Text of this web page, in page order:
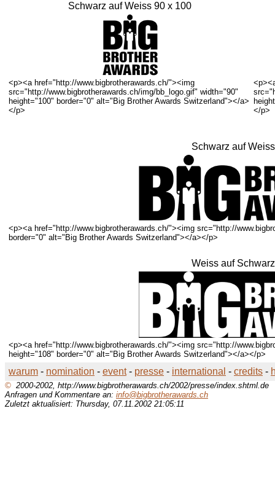
Schwarz auf Weiss 90 x 100
<p><a href="http://www.bigbrotherawards.ch/"><img
src="http://www.bigbrotherawards.ch/img/bb_logo.gif" width="90"
height="100" border="0" alt="Big Brother Awards Switzerland"></a>
</p>
</p>
Schwarz auf
<p><a href="http://www.bigbrotherawards.ch/"><img src="http://
border="0" alt="Big Brother Awards Switzerland"></a></p>
Weiss auf
<p><a href="http://www.bigbrotherawards.ch/"><img src="http://
height="108" border="0" alt="Big Brother Awards Switzerland"></a></p>
warum - nomination - event- presse - international - credits -
© 2000-2002, http://www.bigbrotherawards.ch/2002/presse/index.shtml.de
Anfragen und Kommentare an: info@bigbrotherawards.ch
Zuletzt aktualisiert: Thursday, 07.11.2002 21:05:11